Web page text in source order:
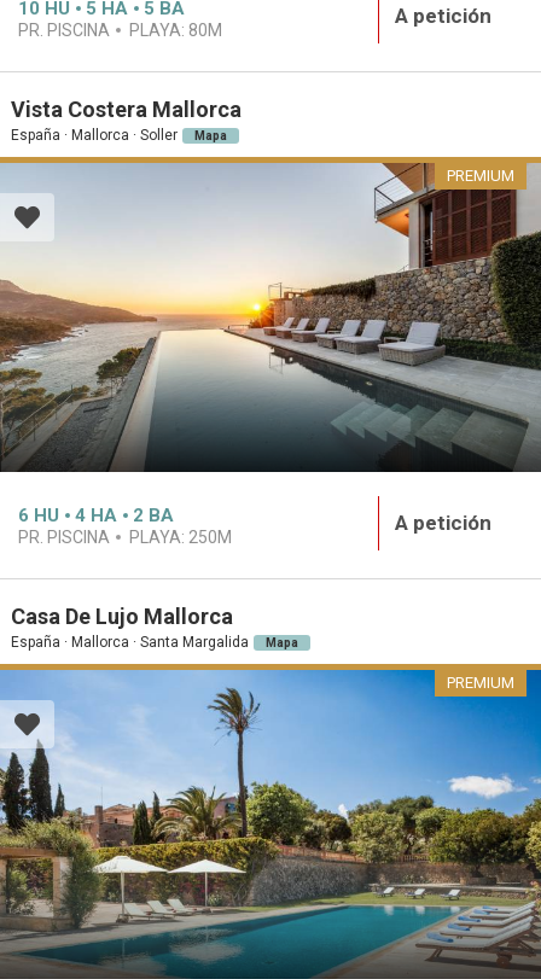
10 HU 5 HA 5 BA
PR. PISCINA PLAYA: 80M
A petición
Vista Costera Mallorca
España · Mallorca · Soller Mapa
PREMIUM
6 HU 4 HA 2 BA
PR. PISCINA PLAYA: 250M
A petición
Casa De Lujo Mallorca
España · Mallorca · Santa Margalida Mapa
PREMIUM